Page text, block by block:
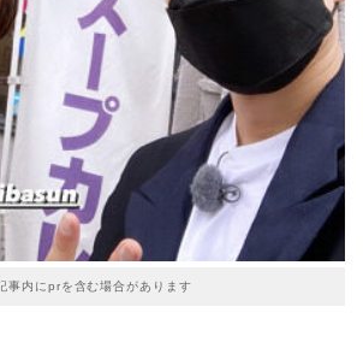
事内にprを含む場合があります